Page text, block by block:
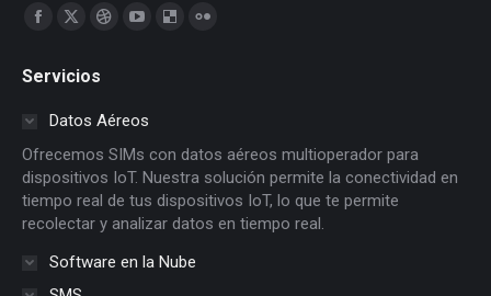
Find us on:
Facebook
opens
window
X
opens
in
window
Dribbble
in
window
YouTube
in
window
Delicious
windowwindow
Servicios
Datos Aéreos
Ofrecemos SIMs con datos aéreos multioperador para
dispositivos IoT. Nuestra solución permite la conectividad en
tiempo real de tus dispositivos IoT, lo que te permite
recolectar y analizar datos en tiempo real.
Software en la Nube